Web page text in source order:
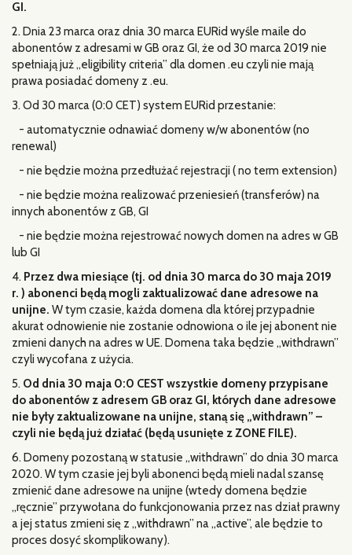
GI.
2. Dnia 23 marca oraz dnia 30 marca EURid wyśle maile do
abonentów z adresami w GB oraz GI, że od 30 marca 2019 nie
spełniają już „eligibility criteria” dla domen .eu czyli nie mają
prawa posiadać domeny z .eu.
3. Od 30 marca (0:0 CET) system EURid przestanie:
- automatycznie odnawiać domeny w/w abonentów (no
renewal)
- nie będzie można przedłużać rejestracji ( no term extension)
- nie będzie można realizować przeniesień (transferów) na
innych abonentów z GB, GI
- nie będzie można rejestrować nowych domen na adres w GB
lub GI
4. Przez dwa miesiące (tj. od dnia 30 marca do 30 maja 2019
r. ) abonenci będą mogli zaktualizować dane adresowe na
unijne. W tym czasie, każda domena dla której przypadnie
akurat odnowienie nie zostanie odnowiona o ile jej abonent nie
zmieni danych na adres w UE. Domena taka będzie „withdrawn”
czyli wycofana z użycia.
5. Od dnia 30 maja 0:0 CEST wszystkie domeny przypisane
do abonentów z adresem GB oraz GI, których dane adresowe
nie były zaktualizowane na unijne, staną się „withdrawn” –
czyli nie będą już działać (będą usunięte z ZONE FILE).
6. Domeny pozostaną w statusie „withdrawn” do dnia 30 marca
2020. W tym czasie jej byli abonenci będą mieli nadal szansę
zmienić dane adresowe na unijne (wtedy domena będzie
„ręcznie” przywołana do funkcjonowania przez nas dział prawny
a jej status zmieni się z „withdrawn” na „active”, ale będzie to
proces dosyć skomplikowany).